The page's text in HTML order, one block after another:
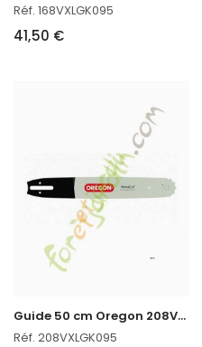
Réf. 168VXLGK095
41,50 €
G
uide 50 cm Oregon 208VXLGK095
Réf. 208VXLGK095